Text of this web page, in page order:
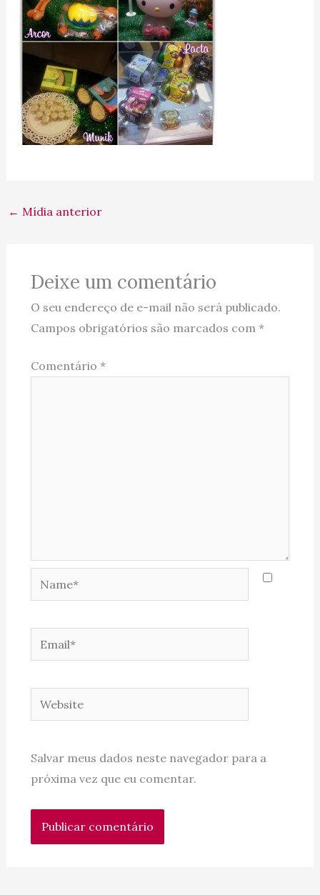
← Mídia anterior
Deixe um comentário
O seu endereço de e-mail não será publicado.
Campos obrigatórios são marcados com *
Comentário *
Name*
Email*
Website
Salvar meus dados neste navegador para a
próxima vez que eu comentar.